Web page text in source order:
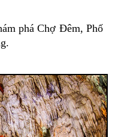
phá Chợ Đêm, Phố